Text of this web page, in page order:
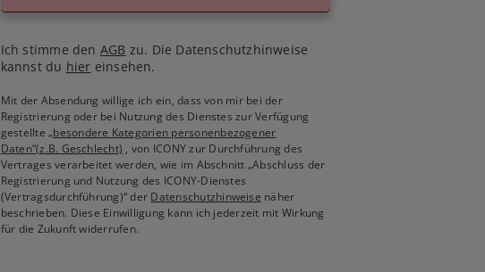
Ich stimme den AGB zu. Die Datenschutzhinweise
kannst du hier einsehen.
Mit der Absendung willige ich ein, dass von mir bei der
Registrierung oder bei Nutzung des Dienstes zur Verfügung
gestellte„besondere Kategorien personenbezogener
Daten“(z.B. Geschlecht) , von ICONY zur Durchführung des
Vertrages verarbeitet werden, wie im Abschnitt „Abschluss der
Registrierung und Nutzung des ICONY-Dienstes
(Vertragsdurchführung)“ der Datenschutzhinweise näher
beschrieben. Diese Einwilligung kann ich jederzeit mit Wirkung
für die Zukunft widerrufen.